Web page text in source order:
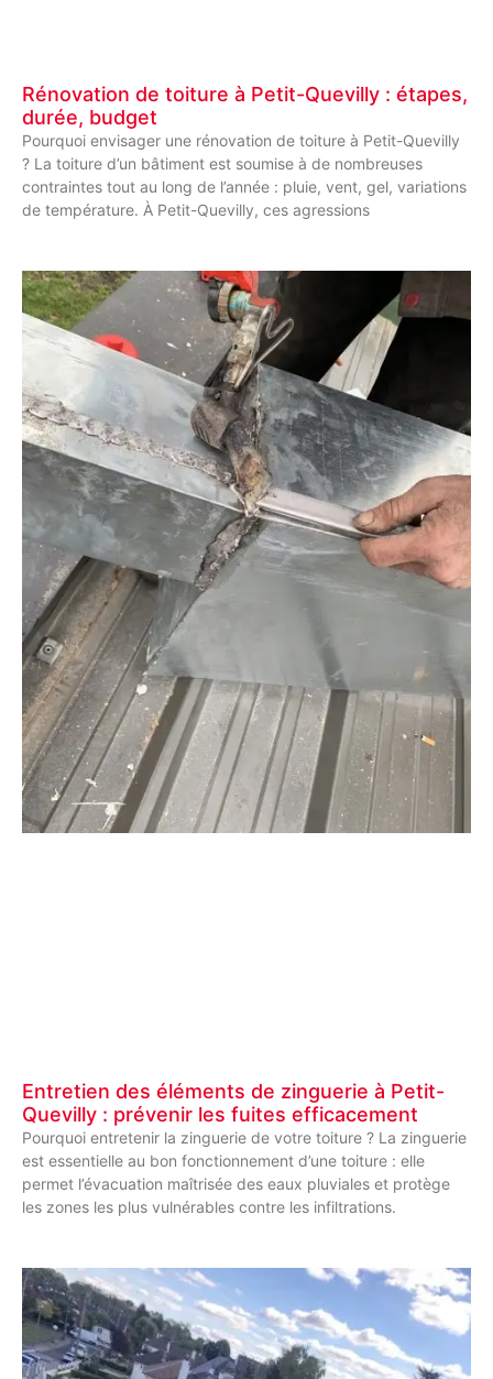
Rénovation de toiture à Petit-Quevilly : étapes,
durée, budget
Pourquoi envisager une rénovation de toiture à Petit-Quevilly
? La toiture d’un bâtiment est soumise à de nombreuses
contraintes tout au long de l’année : pluie, vent, gel, variations
de température. À Petit-Quevilly, ces agressions
Entretien des éléments de zinguerie à Petit-
Quevilly : prévenir les fuites efficacement
Pourquoi entretenir la zinguerie de votre toiture ? La zinguerie
est essentielle au bon fonctionnement d’une toiture : elle
permet l’évacuation maîtrisée des eaux pluviales et protège
les zones les plus vulnérables contre les infiltrations.